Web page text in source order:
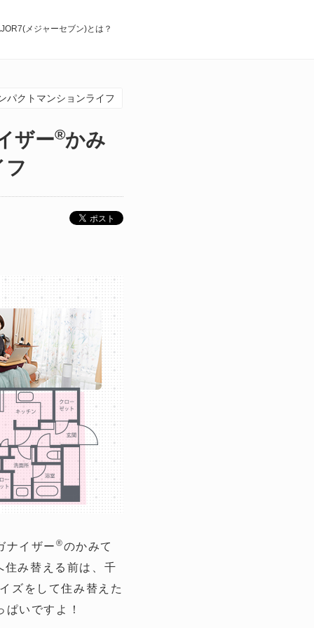
メジャーセブン)とは？
パクトマンションライフ
ザー®かみ
フ
ナイザー ®のかみて
み替える前は、千
ズをして住み替えた
いですよ！